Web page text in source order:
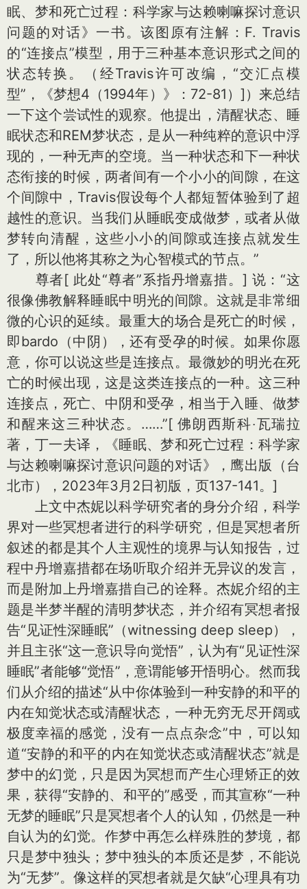
眠、梦和死亡过程：科学家与达赖喇嘛探讨意识
问题的对话》一书。该图原有注解：F. Travis
的“连接点”模型，用于三种基本意识形式之间的
状态转换。（经Travis许可改编，“交汇点模
型”，《梦想4（1994年）》：72-81）] ）来总结
一下这个尝试性的观察。他提出，清醒状态、睡
眠状态和REM梦状态，是从一种纯粹的意识中浮
现的，一种无声的空境。当一种状态和下一种状
态衔接的时候，两者间有一个小小的间隙，在这
个间隙中，Travis假设每个人都短暂体验到了超
越性的意识。当我们从睡眠变成做梦，或者从做
梦转向清醒，这些小小的间隙或连接点就发生
了，所以他将其称之为心智模式的节点。”
尊者[ 此处“尊者”系指丹增嘉措。] 说：“这
很像佛教解释睡眠中明光的间隙。这就是非常细
微的心识的延续。最重大的场合是死亡的时候，
即bardo（中阴），还有受孕的时候。如果你愿
意，你可以说这些是连接点。最微妙的明光在死
亡的时候出现，这是这类连接点的一种。这三种
连接点，死亡、中阴和受孕，相当于入睡、做梦
和醒来这三种状态。……”[ 佛朗西斯科‧瓦瑞拉
著，丁一夫译，《睡眠、梦和死亡过程：科学家
与达赖喇嘛探讨意识问题的对话》，鹰出版（台
北市），2023年3月2日初版，页137-141。]
上文中杰妮以科学研究者的身分介绍，科学
界对一些冥想者进行的科学研究，但是冥想者所
叙述的都是其个人主观性的境界与认知报告，过
程中丹增嘉措都在场听取介绍并无异议的发言，
而是附加上丹增嘉措自己的诠释。杰妮介绍的主
题是半梦半醒的清明梦状态，并介绍有冥想者报
告“见证性深睡眠”（witnessing deep sleep），
并且主张“这一意识导向觉悟”，认为有“见证性深
睡眠”者能够“觉悟”，意谓能够开悟明心。然而我
们从介绍的描述“从中你体验到一种安静的和平的
内在知觉状态或清醒状态，一种无穷无尽开阔或
极度幸福的感觉，没有一点点杂念”中，可以知
道“安静的和平的内在知觉状态或清醒状态”就是
梦中的幻觉，只是因为冥想而产生心理矫正的效
果，获得“安静的、和平的”感受，而其宣称“一种
无梦的睡眠”只是冥想者个人的认知，仍然是一种
自认为的幻觉。作梦中再怎么样殊胜的梦境，都
只是梦中独头；梦中独头的本质还是梦，不能说
为“无梦”。像这样的冥想者就是欠缺“心理具有功